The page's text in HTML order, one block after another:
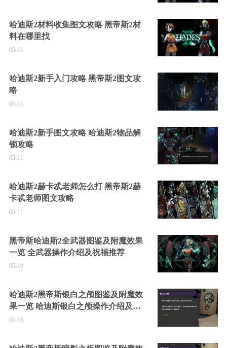
哈迪斯2材料收集图文攻略 黑帝斯2材
料在哪里找
05-11
哈迪斯2新手入门攻略 黑帝斯2图文攻
略
05-11
哈迪斯2新手图文攻略 哈迪斯2物品解
锁攻略
05-11
哈迪斯2赫卡忒老师怎么打 黑帝斯2赫
卡忒老师图文攻略
05-11
黑帝斯哈迪斯2全武器图鉴及附魔效果
一览 全武器操作介绍及祝福推荐
05-10
哈迪斯2黑帝斯银白之颅图鉴及附魔效
果一览 哈迪斯银白之颅操作介绍及祝
福推荐
05-10